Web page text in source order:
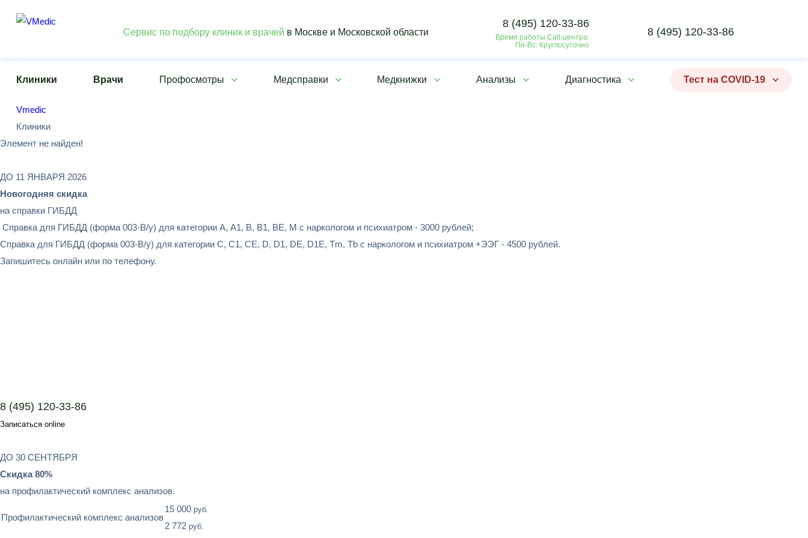
Сервис по подбору клиник и врачей в Москве и Московской области
8 (495) 120-33-86
Время работы Call-центра:
Пн-Вс: Круглосуточно
8 (495) 120-33-86
Клиники Врачи Профосмотры Медсправки Медкнижки Анализы Диагностика Тест на COVID-19
Vmedic
Клиники
Элемент не найден!
ДО 11 ЯНВАРЯ 2026
Новогодняя скидка
на справки ГИБДД
Справка для ГИБДД (форма 003-В/у) для категории А, А1, В, В1, ВЕ, М с наркологом и психиатром - 3000 рублей;
Справка для ГИБДД (форма 003-В/у) для категории С, С1, СЕ, D, D1, DЕ, D1E, Tm, Tb с наркологом и психиатром +ЭЭГ - 4500 рублей.
Запишитесь онлайн или по телефону.
8 (495) 120-33-86
Записаться online
ДО 30 СЕНТЯБРЯ
Скидка 80%
на профилактический комплекс анализов.
Профилактический комплекс анализов
15 000 руб.
2 772 руб.